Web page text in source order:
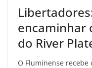
encaminhar
do River
O Fluminense